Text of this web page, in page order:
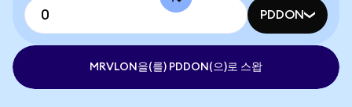
PDDON
MRVLON을(를) PDDON(으)로 스왑